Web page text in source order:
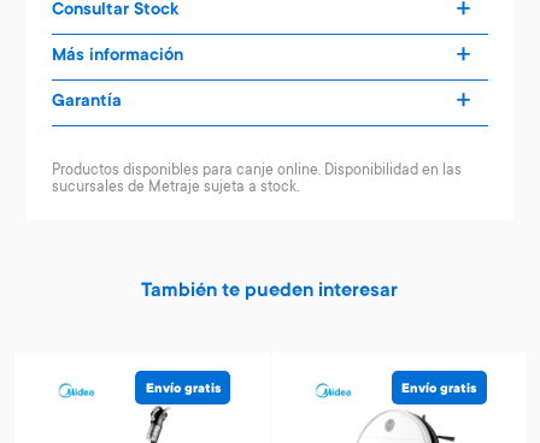
Consultar Stock
Más información
Garantía
Productos disponibles para canje online. Disponibilidad en las
sucursales de Metraje sujeta a stock.
También te pueden interesar
Envío gratis Envío gratis